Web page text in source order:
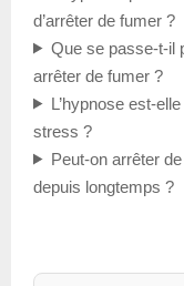
d’arrêter de fumer ?
Que se passe-t-il
arrêter de fumer ?
L’hypnose est-
stress ?
Peut-on arrêter
depuis longtemps ?